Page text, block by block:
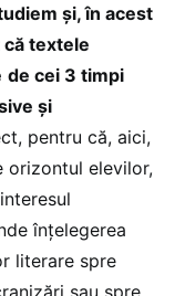
și, în acest
textele
de cei 3 timpi
și
pentru că, aici,
orizontul elevilor,
înțelegerea
literare spre
sau spre